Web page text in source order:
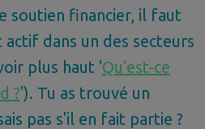
soutien financier, il faut
dans un des secteurs
plus haut 'Qu'est-ce
?'). Tu as trouvé un
pas s'il en fait partie ?